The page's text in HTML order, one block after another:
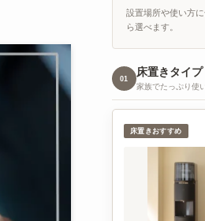
設置場所や使い方
ら選べます。
01
床置きタイプ
家族でたっぷり使
床置きおすすめ